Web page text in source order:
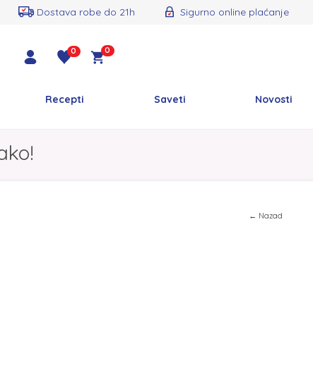
Dostava robe do 21h Sigurno online plaćanje
0 0
Recepti Saveti Novosti
← Nazad